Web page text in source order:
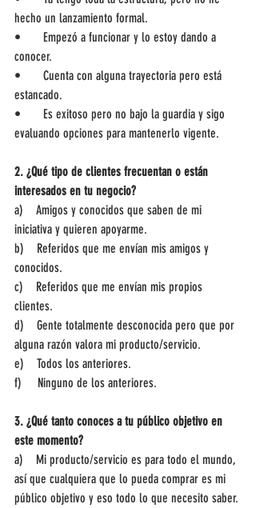
hecho un lanzamiento formal.
•       Empezó a funcionar y lo estoy dando a
conocer.
•       Cuenta con alguna trayectoria pero está
estancado.
•       Es exitoso pero no bajo la guardia y sigo
evaluando opciones para mantenerlo vigente.
2. ¿Qué tipo de clientes frecuentan o están
interesados en tu negocio?
a)    Amigos y conocidos que saben de mi
iniciativa y quieren apoyarme.
b)    Referidos que me envían mis amigos y
conocidos.
c)    Referidos que me envían mis propios
clientes.
d)    Gente totalmente desconocida pero que por
alguna razón valora mi producto/servicio.
e)    Todos los anteriores.
f)     Ninguno de los anteriores.
3. ¿Qué tanto conoces a tu público objetivo en
este momento?
a)    Mi producto/servicio es para todo el mundo,
así que cualquiera que lo pueda comprar es mi
público objetivo y eso todo lo que necesito saber.